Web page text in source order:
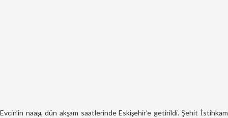
Evcin’in naaşı, dün akşam saatlerinde Eskişehir’e getirildi. Şehit İstihkam